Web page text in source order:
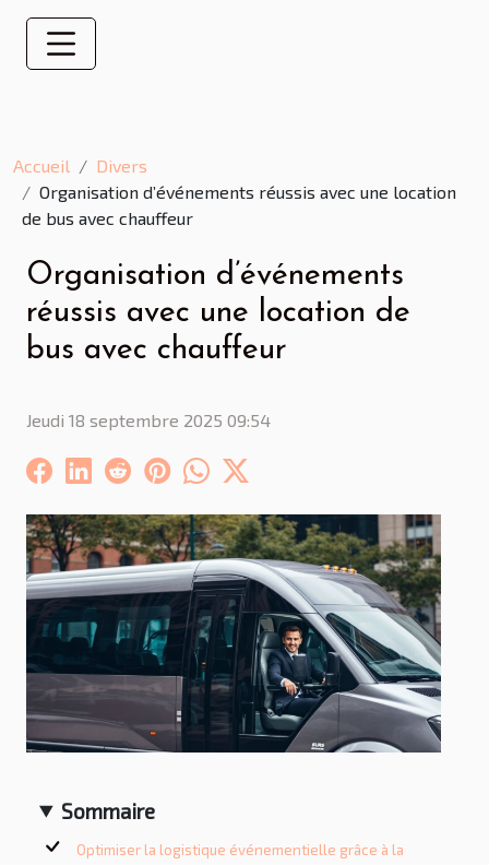
Accueil
Divers
Organisation d’événements réussis avec une location
de bus avec chauffeur
Organisation d’événements
réussis avec une location de
bus avec chauffeur
Jeudi 18 septembre 2025 09:54
Sommaire
Optimiser la logistique événementielle grâce à la